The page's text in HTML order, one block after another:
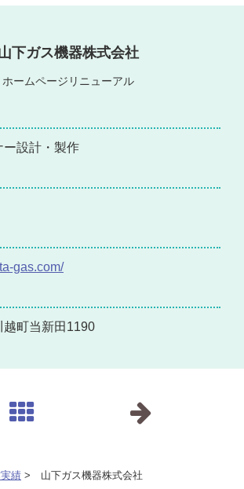
下ガス機器株式会社
ホームページリニューアル
ー設計・製作
gas.com/
越町当新田1190
績 > 山下ガス機器株式会社